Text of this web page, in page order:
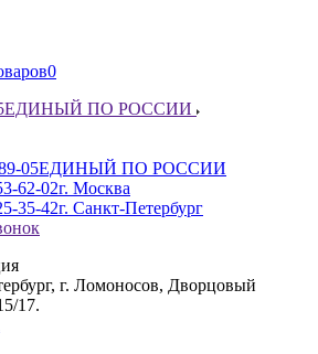
0
ЕДИНЫЙ ПО РОССИИ
05ЕДИНЫЙ ПО РОССИИ
62-02г. Москва
35-42г. Санкт-Петербург
г. Ломоносов, Дворцовый
17.